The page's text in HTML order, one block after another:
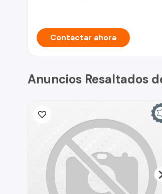
Contactar ahora
Anuncios Resaltados